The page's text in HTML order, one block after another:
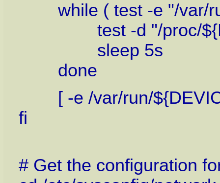
while ( test -e "/var/
test -d "/proc/
sleep 5s
done
[ -e /var/run/
fi
# Get the configuration